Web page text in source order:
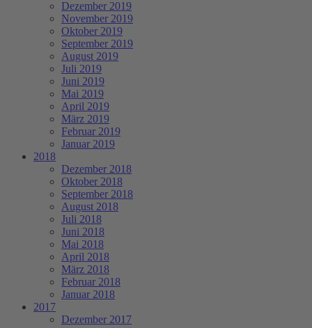
Dezember 2019
November 2019
Oktober 2019
September 2019
August 2019
Juli 2019
Juni 2019
Mai 2019
April 2019
März 2019
Februar 2019
Januar 2019
2018
Dezember 2018
Oktober 2018
September 2018
August 2018
Juli 2018
Juni 2018
Mai 2018
April 2018
März 2018
Februar 2018
Januar 2018
2017
Dezember 2017